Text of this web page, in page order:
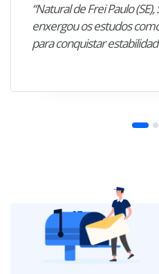
“Natural de Frei Paulo
enxergou os estudos
para conquistar